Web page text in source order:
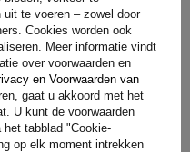
te voeren – zowel door
Cookies worden ook
Meer informatie vindt
over voorwaarden en
en Voorwaarden van
gaat u akkoord met het
U kunt de voorwaarden
tabblad "Cookie-
op elk moment intrekken